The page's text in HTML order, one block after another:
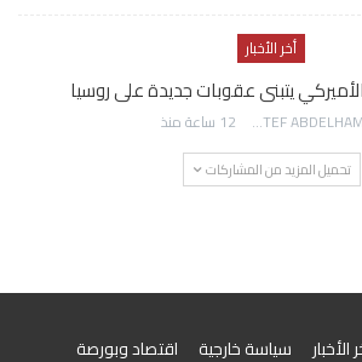
أخر الأخبار
يتبنى عقوبات جديدة على روسيا
AWATEF ABDELHAMED 12 ساعة منذ
تحميل المزيد من المشاركات
الأخبار سياسة خارجية اقتصاد وبورصة